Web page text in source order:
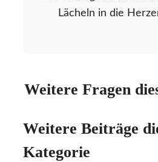
Lächeln in die
Weitere Fragen
Weitere Beiträge
Kategorie